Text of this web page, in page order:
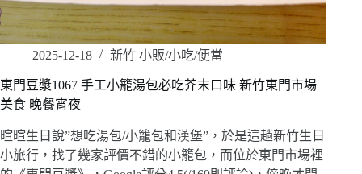
2025-12-18 新竹 小販/小吃/便當
東門豆漿1067 手工小籠湯包必吃芥末口味 新竹東門市場
美食 晚餐宵夜
暄暄生日說”想吃湯包/小籠包和漢堡”，於是這趟新竹生日
小旅行，找了幾家評價不錯的小籠包，而位於東門市場裡